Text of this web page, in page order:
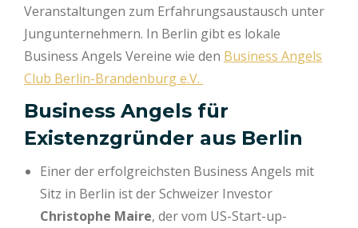
Veranstaltungen zum Erfahrungsaustausch unter
Jungunternehmern. In Berlin gibt es lokale
Business Angels Vereine wie den Business Angels
Club Berlin-Brandenburg e.V.
Business Angels für
Existenzgründer aus Berlin
Einer der erfolgreichsten Business Angels mit
Sitz in Berlin ist der Schweizer Investor
Christophe Maire, der vom US-Start-up-